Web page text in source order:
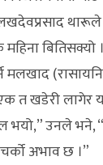
त खडेरी लागेर
भयो,” उनले भने,
अभाव छ ।”